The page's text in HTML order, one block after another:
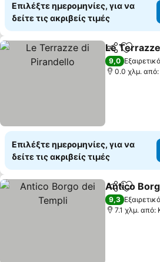
Επιλέξτε ημερομηνίες, για να
δείτε τις ακριβείς τιμές
Κοινοποίηση
Le
9,0 Εξαιρετικό
0.0 χλμ.
Επιλέξτε ημερομηνίες, για να
δείτε τις ακριβείς τιμές
Κοινοποίηση
Antico
9,3 Εξαιρετικό
7.1 χλμ. από: